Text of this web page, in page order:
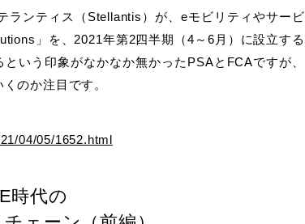
ランティス（Stellantis）が、eモビリティやサービ
」を、2021年第2四半期（4～6月）に設立する
いう印象がなかなか無かったPSAとFCAですが、
のか注目です。
04/05/1652.html
時代の